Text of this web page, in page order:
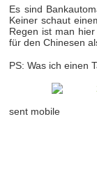
Es sind
Keiner schaut
Regen ist man
für den Chinesen
PS: Was ich einen
sent mobile